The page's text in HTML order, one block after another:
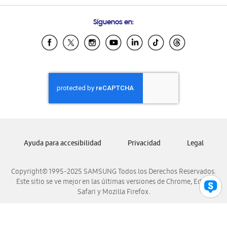
Samsung Ecuador
Samsung El Salvador
Samsung Honduras
Samsung Nicaragua
Samsung Panamá
Samsung Venezuela
Síguenos en:
Copyright© 1995-2025 SAMSUNG Todos los Derechos Reservados.
Este sitio se ve mejor en las últimas versiones de Chrome, Edge,
Safari y Mozilla Firefox.
Ayuda para accesibilidad Privacidad Legal